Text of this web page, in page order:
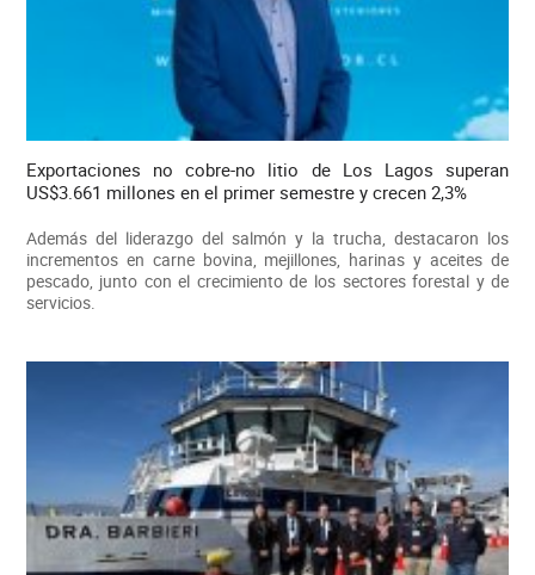
Exportaciones no cobre-no litio de Los Lagos superan
US$3.661 millones en el primer semestre y crecen 2,3%
Además del liderazgo del salmón y la trucha, destacaron los
incrementos en carne bovina, mejillones, harinas y aceites de
pescado, junto con el crecimiento de los sectores forestal y de
servicios.